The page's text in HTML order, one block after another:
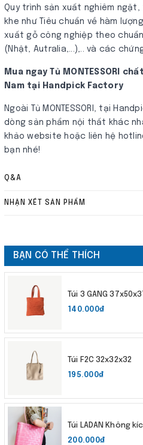
Quy trình sản xuất nghiêm
khe như Tiêu chuẩn về hàm
xuất gỗ công nghiệp theo chuẩn
(Nhật, Autralia,...),.. và các
Mua ngay Tủ MONTESSORI
Nam tại Handpick Factory
Ngoài Tủ MONTESSORI, tại
dòng sản phẩm nội thất khác
khảo website hoặc liên hệ
bạn nhé!
Q&A
NHẬN XÉT SẢN PHẨM
BẠN CÓ THỂ THÍCH
Túi 3 GANG
140.000₫
Túi F2C 32x32x32
195.000₫
Túi LADAN Không
200.000₫